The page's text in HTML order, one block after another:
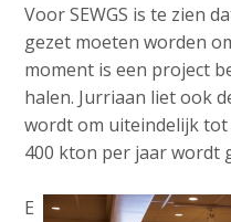
Voor SEWGS is te zien
gezet moeten worden
moment is een project
halen. Jurriaan liet ook
wordt om uiteindelijk
400 kton per jaar wordt
E